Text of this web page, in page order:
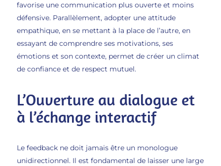
favorise une communication plus ouverte et moins
défensive. Parallèlement, adopter une attitude
empathique, en se mettant à la place de l’autre, en
essayant de comprendre ses motivations, ses
émotions et son contexte, permet de créer un climat
de confiance et de respect mutuel.
L’Ouverture au dialogue et
à l’échange interactif
Le feedback ne doit jamais être un monologue
unidirectionnel. Il est fondamental de laisser une large